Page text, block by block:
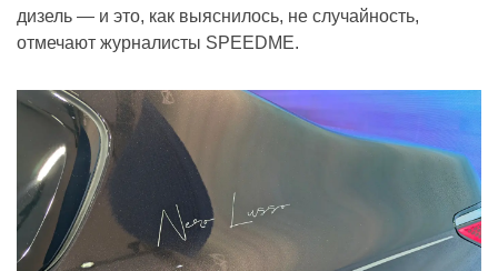
дизель — и это, как выяснилось, не случайность,
отмечают журналисты SPEEDME.